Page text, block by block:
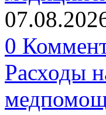
0
Расходы